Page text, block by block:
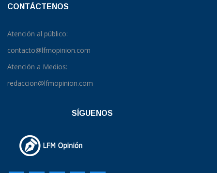
CONTÁCTENOS
Atención al público:
contacto@lfmopinion.com
Atención a Medios:
redaccion@lfmopinion.com
SÍGUENOS